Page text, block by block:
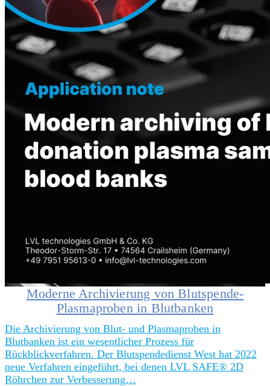
Moderne Archivierung von Blutspende-
Plasmaproben in Blutbanken
Die Archivierung von Blut- und Plasmaproben in
Blutbanken ist ein wesentlicher Prozess für
Rückblickverfahren. Der Blutspendedienst West hat 2022
neue Verfahren eingeführt, bei denen LVL SAFE® 2D
Röhrchen zur Verbesserung…